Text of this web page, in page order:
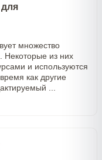
для
множество
Некоторые из них
и используются
как другие
...